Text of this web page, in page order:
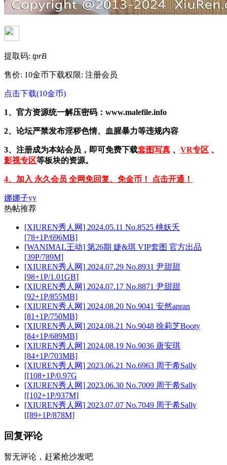
提取码: tprB
售价: 10金币下载权限: 注册会员
点击下载(10金币)
1、官方资源统一解压密码：www.malefile.info
2、论坛严禁发布淫秽色情、血腥暴力等违规内容
3、注册成为本站会员，即可免费下载套图写真 、 VR专区 、
影视专区等板块的资源。
4、加入 永久会员 全网免回复、免金币！ 点击开通！
娜娜子yy
热帖推荐
[XIUREN秀人网] 2024.05.11 No.8525 桃妖夭
[78+1P/696MB]
[WANIMAL王动] 第26期 婕&琪 VIP套图 官方出品
[39P/789M]
[XIUREN秀人网] 2024.07.29 No.8931 尹甜甜
[98+1P/1.01GB]
[XIUREN秀人网] 2024.07.17 No.8871 尹甜甜
[92+1P/855MB]
[XIUREN秀人网] 2024.08.20 No.9041 安然anran
[81+1P/750MB]
[XIUREN秀人网] 2024.08.21 No.9048 徐莉芝Booty
[84+1P/689MB]
[XIUREN秀人网] 2024.08.19 No.9036 唐安琪
[84+1P/703MB]
[XIUREN秀人网] 2023.06.21 No.6963 周于希Sally
[[108+1P/0.97G
[XIUREN秀人网] 2023.06.30 No.7009 周于希Sally
[[102+1P/937M]
[XIUREN秀人网] 2023.07.07 No.7049 周于希Sally
[[89+1P/878M]
回复评论
暂无评论，赶紧抢沙发吧